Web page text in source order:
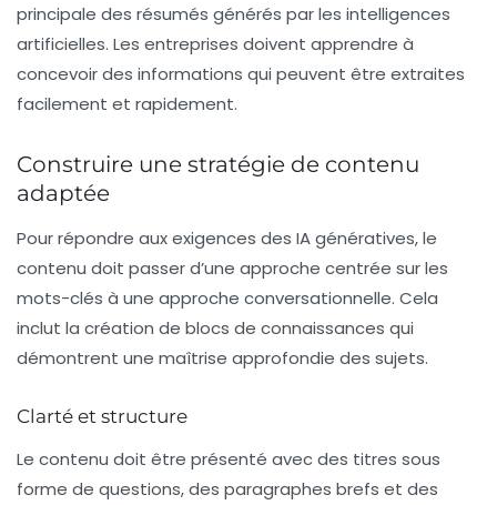
principale des résumés générés par les intelligences
artificielles. Les entreprises doivent apprendre à
concevoir des informations qui peuvent être extraites
facilement et rapidement.
Construire une stratégie de contenu
adaptée
Pour répondre aux exigences des IA génératives, le
contenu doit passer d’une approche centrée sur les
mots-clés à une approche conversationnelle. Cela
inclut la création de blocs de connaissances qui
démontrent une maîtrise approfondie des sujets.
Clarté et structure
Le contenu doit être présenté avec des titres sous
forme de questions, des paragraphes brefs et des